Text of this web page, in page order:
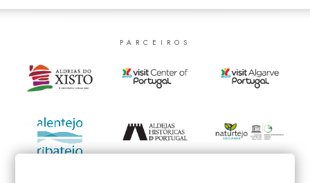
PARCEIROS